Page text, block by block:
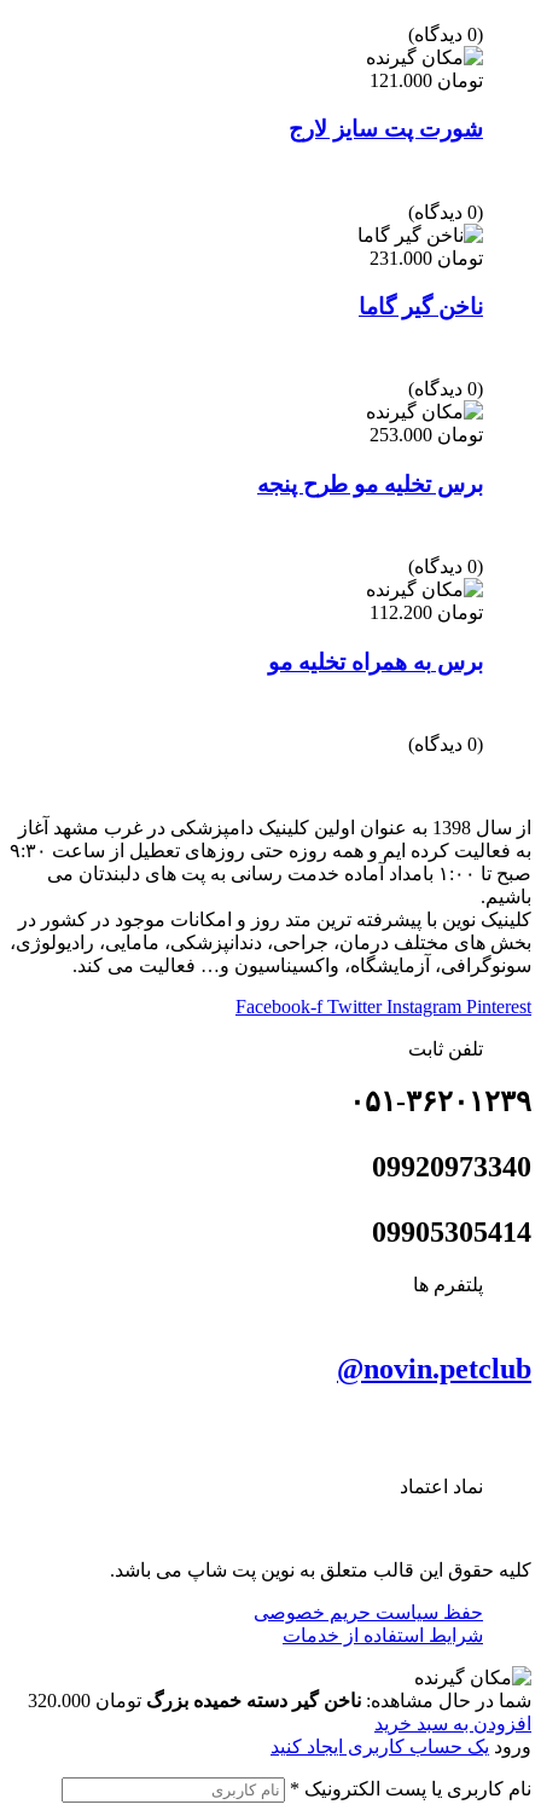
(0 دیدگاه)
تومان
شورت پت سایز لارج
(0 دیدگاه)
تومان
ناخن گیر گاما
(0 دیدگاه)
تومان
برس تخلیه مو طرح پنجه
(0 دیدگاه)
تومان
برس به همراه تخلیه مو
(0 دیدگاه)
از سال 1398 به عنوان اولین کلینیک دامپزشکی در غرب مشهد آغاز
به فعالیت کرده ایم و همه روزه حتی روزهای تعطیل از ساعت ۹:۳۰
صبح تا ۱:۰۰ بامداد آماده خدمت رسانی به پت های دلبندتان می
باشیم.
کلینیک نوین با پیشرفته ترین متد روز و امکانات موجود در کشور در
بخش های مختلف درمان، جراحی، دندانپزشکی، مامایی، رادیولوژی،
سونوگرافی، آزمایشگاه، واکسیناسیون و… فعالیت می کند.
Facebook-f Twitter Instagram Pinterest
تلفن ثابت
۰۵۱-۳۶۲۰۱۲۳۹
09920973340
09905305414
پلتفرم ها
novin.petclub@
نماد اعتماد
کلیه حقوق این قالب متعلق به نوین پت شاپ می باشد.
حفظ سیاست حریم خصوصی
شرایط استفاده از خدمات
شما در حال مشاهده: ناخن گیر دسته خمیده بزرگ تومان
افزودن به سبد خرید
ورود یک حساب کاربری ایجاد کنید
نام کاربری یا پست الکترونیک *